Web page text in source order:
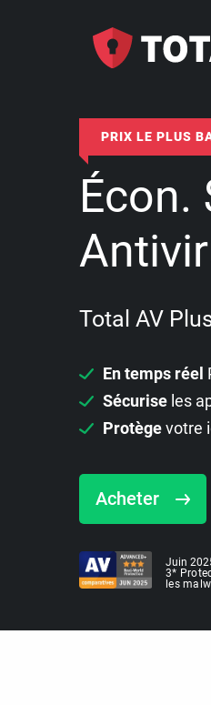
PRIX LE PLUS
Écon.
Total AV
En temps réel
Sécurise les
Protègevotre
Acheter
Juin
3*
les